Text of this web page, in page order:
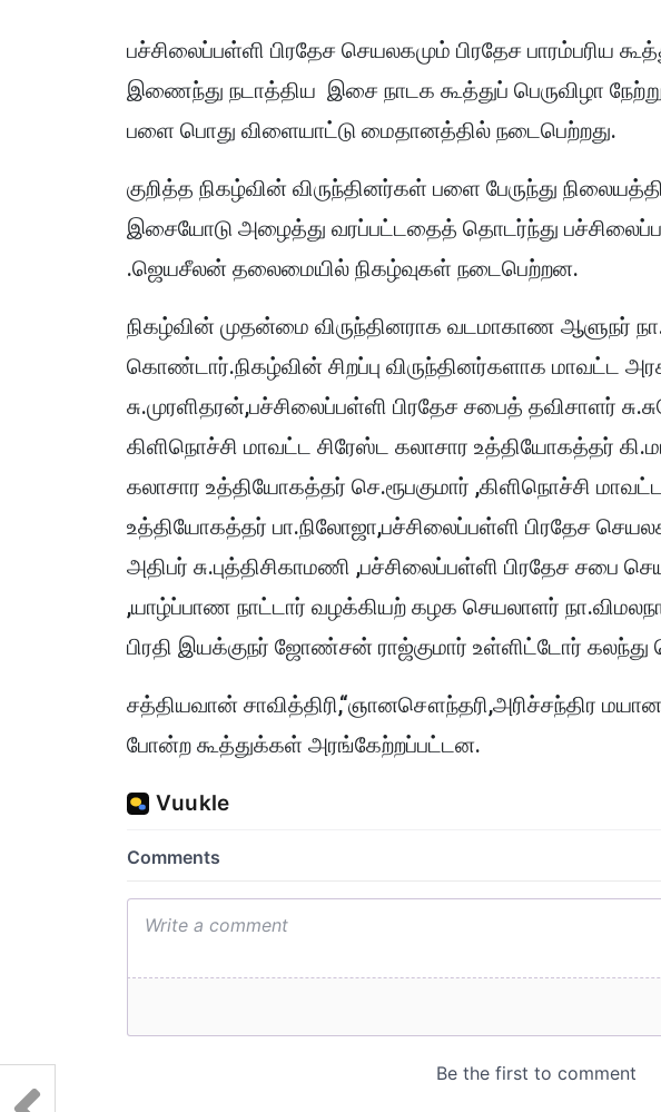
பச்சிலைப்பள்ளி பிரதேச செயலகமும் பிரதேச பாரம்பரிய
இணைந்து நடாத்திய இசை நாடக கூத்துப் பெருவிழா
பளை பொது விளையாட்டு மைதானத்தில் நடைபெற்றது.
குறித்த நிகழ்வின் விருந்தினர்கள் பளை பேருந்து
இசையோடு அழைத்து வரப்பட்டதைத் தொடர்ந்து
.ஜெயசீலன் தலைமையில் நிகழ்வுகள் நடைபெற்றன.
நிகழ்வின் முதன்மை விருந்தினராக வடமாகாண ஆளுநர்
கொண்டார்.நிகழ்வின் சிறப்பு விருந்தினர்களாக மாவட்ட
சு.முரளிதரன்,பச்சிலைப்பள்ளி பிரதேச சபைத் தவிசாளர்
கிளிநொச்சி மாவட்ட சிரேஸ்ட கலாசார உத்தியோகத்தர்
கலாசார உத்தியோகத்தர் செ.ரூபகுமார் ,கிளிநொச்சி
உத்தியோகத்தர் பா.நிலோஜா,பச்சிலைப்பள்ளி பிரதேச
அதிபர் சு.புத்திசிகாமணி ,பச்சிலைப்பள்ளி பிரதேச
,யாழ்ப்பாண நாட்டார் வழக்கியற் கழக செயலாளர்
பிரதி இயக்குநர் ஜோண்சன் ராஜ்குமார் உள்ளிட்டோர்
சத்தியவான் சாவித்திரி,“ஞானசௌந்தரி,அரிச்சந்திர
போன்ற கூத்துக்கள் அரங்கேற்றப்பட்டன.